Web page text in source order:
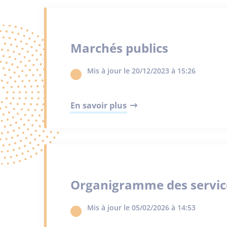
Marchés publics
Mis à jour le 20/12/2023 à 15:26
En savoir plus
Organigramme des
Mis à jour le 05/02/2026 à 14:53